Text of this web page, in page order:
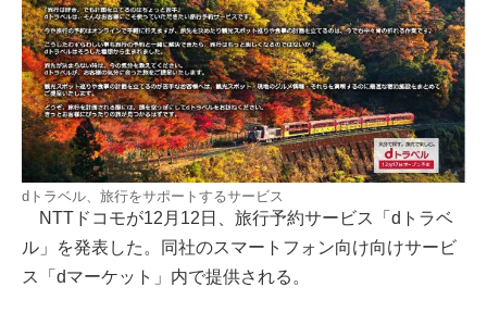
dトラベル、旅行をサポートするサービス
NTTドコモが12月12日、旅行予約サービス「dトラベ
ル」を発表した。同社のスマートフォン向け向けサービ
ス「dマーケット」内で提供される。